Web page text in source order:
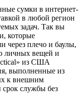
сумки в интернет-
в любой регион
задач. Так вы
которые
через плечо и баулы,
личных вещей и
из США
выполненные из
к внешним
срок службы без